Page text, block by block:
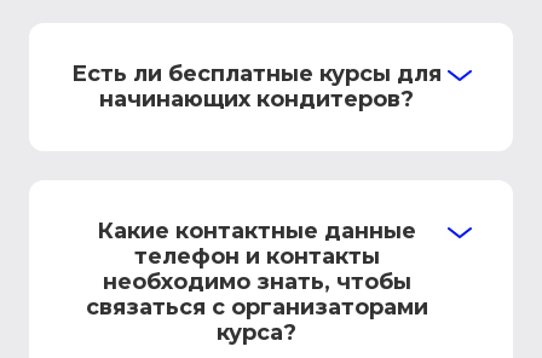
Есть ли бесплатные курсы для
начинающих кондитеров?
Какие контактные данные
телефон и контакты
необходимо знать, чтобы
связаться с организаторами
курса?